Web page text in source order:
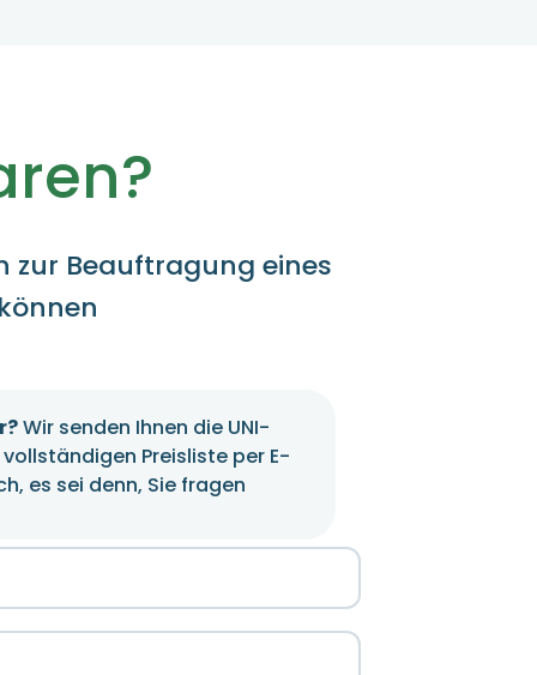
zur Beauftragung eines
Wir senden Ihnen die UNI-
Preisliste per E-
es sei denn, Sie fragen